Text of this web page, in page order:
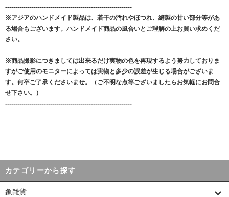
--------------------------------------------------------------
※アジアのハンドメイド製品は、若干の汚れやほつれ、縫製の甘い部分等があ
る場合もございます。ハンドメイド商品の風合いとご理解の上お買い求めくだ
さい。
※商品撮影につきましては出来るだけ実物の色を再現するよう努力しておりま
すがご使用のモニターによっては実物と多少の誤差が生じる場合がございま
す。何卒ご了承くださいませ。（ご不明な点等ございましたらお気軽にお問合
せ下さい。）
--------------------------------------------------------------
カテゴリーから探す
象雑貨